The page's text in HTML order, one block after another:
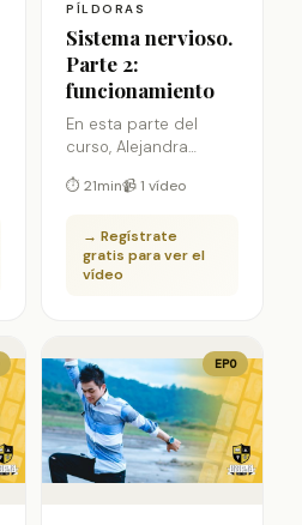
PÍLDORAS
Sistema nervioso.
Parte 2:
funcionamiento
En esta parte del
curso, Alejandra
el funcionamiento del
⏱ 21min📹 1 vídeo
→ Regístrate
gratis para ver el
vídeo
EPO